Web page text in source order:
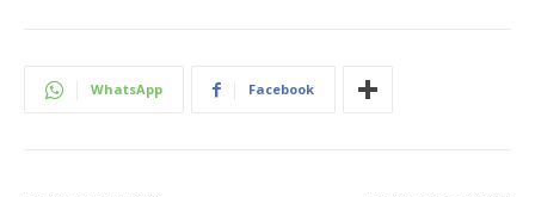
WhatsApp Facebook